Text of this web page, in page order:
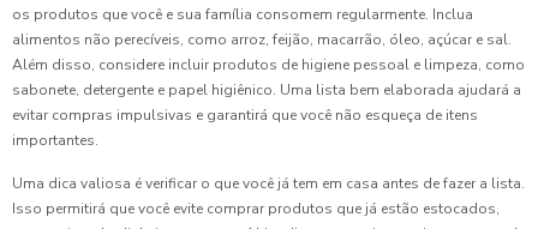
os produtos que você e sua família consomem regularmente. Inclua
alimentos não perecíveis, como arroz, feijão, macarrão, óleo, açúcar e sal.
Além disso, considere incluir produtos de higiene pessoal e limpeza, como
sabonete, detergente e papel higiênico. Uma lista bem elaborada ajudará a
evitar compras impulsivas e garantirá que você não esqueça de itens
importantes.
Uma dica valiosa é verificar o que você já tem em casa antes de fazer a lista.
Isso permitirá que você evite comprar produtos que já estão estocados,